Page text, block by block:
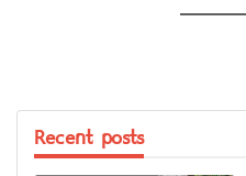
Recent posts